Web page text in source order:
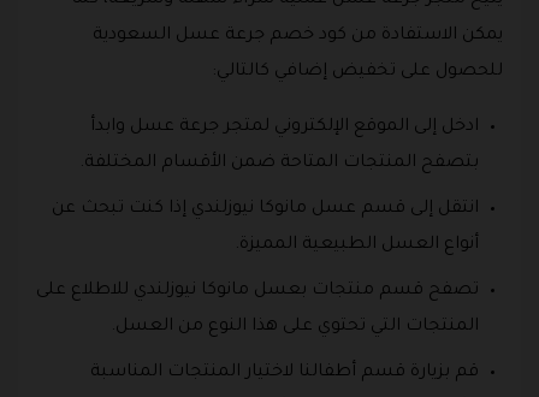
يمكن الاستفادة من كود خصم جرعة عسل السعودية
للحصول على تخفيض إضافي كالتالي:
ادخل إلى الموقع الإلكتروني لمتجر جرعة عسل وابدأ
بتصفح المنتجات المتاحة ضمن الأقسام المختلفة.
انتقل إلى قسم عسل مانوكا نيوزلندي إذا كنت تبحث عن
أنواع العسل الطبيعية المميزة.
تصفح قسم منتجات بعسل مانوكا نيوزلندي للاطلاع على
المنتجات التي تحتوي على هذا النوع من العسل.
قم بزيارة قسم أطفالنا لاختيار المنتجات المناسبة